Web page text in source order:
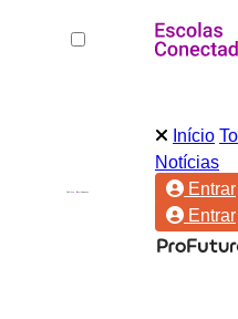
Início
Notícias
Entrar
Entrar